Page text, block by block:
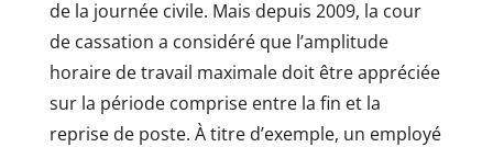
de la journée civile. Mais depuis 2009, la cour
de cassation a considéré que l’amplitude
horaire de travail maximale doit être appréciée
sur la période comprise entre la fin et la
reprise de poste. À titre d’exemple, un employé